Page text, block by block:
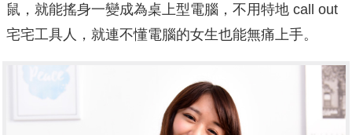
鼠，就能搖身一變成為桌上型電腦，不用特地 call out
宅宅工具人，就連不懂電腦的女生也能無痛上手。